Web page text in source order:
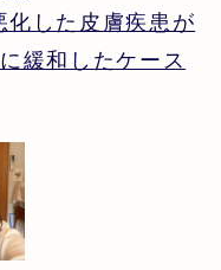
化した皮膚疾患が
緩和したケース